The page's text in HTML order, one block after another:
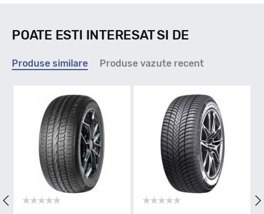
Indice viteza
H - max 210km/h
Indice greutate
POATE ESTI INTERESAT SI DE
Produse similare Produse vazute recent